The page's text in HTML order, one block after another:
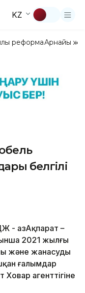
KZ
реформаАрнайы
белгілі
ҚазАқпарат –
2021 жылғы
және жанасуды
ғалымдар
агенттігіне